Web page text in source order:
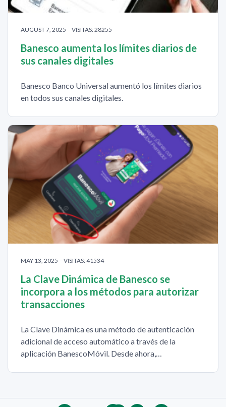
AUGUST 7, 2025 – VISITAS: 28255
Banesco aumenta los límites diarios de
sus canales digitales
Banesco Banco Universal aumentó los límites diarios
en todos sus canales digitales.
MAY 13, 2025 – VISITAS: 41534
La Clave Dinámica de Banesco se
incorpora a los métodos para autorizar
transacciones
La Clave Dinámica es una método de autenticación
adicional de acceso automático a través de la
aplicación BanescoMóvil. Desde ahora,…